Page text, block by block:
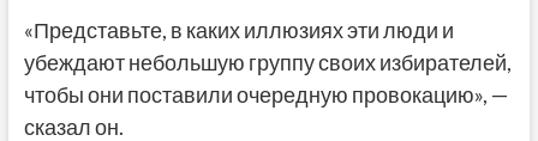
«Представьте, в каких иллюзиях эти люди и
убеждают небольшую группу своих избирателей,
чтобы они поставили очередную провокацию», —
сказал он.